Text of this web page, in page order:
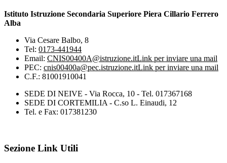
Istituto Istruzione Secondaria Superiore Piera Cillario Ferrero
Alba
Via Cesare Balbo, 8
Tel: 0173-441944
Email: CNIS00400A@istruzione.itLink per inviare una mail
PEC: cnis00400a@pec.istruzione.itLink per inviare una mail
C.F.: 81001910041
SEDE DI NEIVE - Via Rocca, 10 - Tel. 017367168
SEDE DI CORTEMILIA - C.so L. Einaudi, 12
Tel. e Fax: 017381230
Sezione Link Utili